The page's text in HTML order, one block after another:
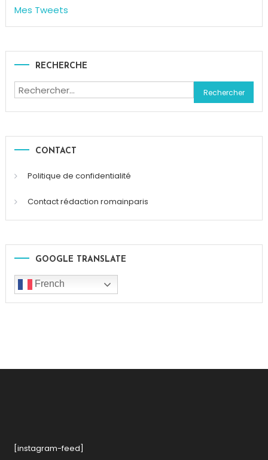
Shoko
Bon,
Mes Tweets
RECHERCHE
Rechercher :
CONTACT
Politique de confidentialité
Contact rédaction romainparis
GOOGLE TRANSLATE
French
[instagram-feed]